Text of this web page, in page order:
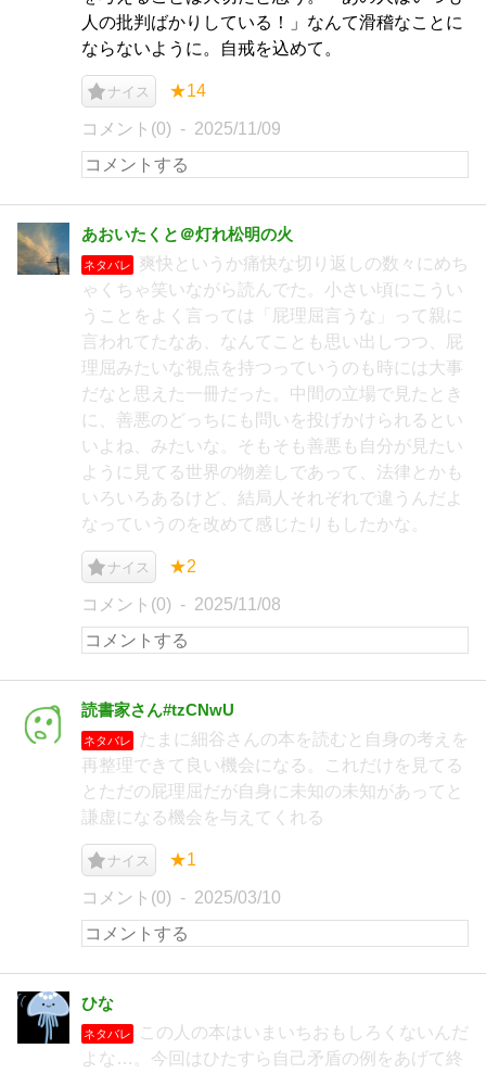
人の批判ばかりしている！」なんて滑稽なことに
ならないように。自戒を込めて。
ナイス ★14
コメント(0) 2025/11/09
あおいたくと＠灯れ松明の火
ネタバレ
爽快というか痛快な切り返しの数々にめち
ゃくちゃ笑いながら読んでた。小さい頃にこうい
うことをよく言っては「屁理屈言うな」って親に
言われてたなあ、なんてことも思い出しつつ、屁
理屈みたいな視点を持つっていうのも時には大事
だなと思えた一冊だった。中間の立場で見たとき
に、善悪のどっちにも問いを投げかけられるとい
いよね、みたいな。そもそも善悪も自分が見たい
ように見てる世界の物差しであって、法律とかも
いろいろあるけど、結局人それぞれで違うんだよ
なっていうのを改めて感じたりもしたかな。
ナイス ★2
コメント(0) 2025/11/08
読書家さん#tzCNwU
ネタバレ
たまに細谷さんの本を読むと自身の考えを
再整理できて良い機会になる。これだけを見てる
とただの屁理屈だが自身に未知の未知があってと
謙虚になる機会を与えてくれる
ナイス ★1
コメント(0) 2025/03/10
ひな
ネタバレ
この人の本はいまいちおもしろくないんだ
よな…。今回はひたすら自己矛盾の例をあげて終